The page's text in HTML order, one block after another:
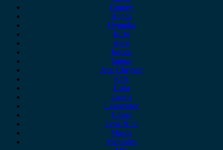
Gonow
Honda
Hyundai
Isuzu
iveco
Jaecoo
Jaguar
Jeep Chrysler
KIA
Lada
Lancia
Leapmotor
Lexus
Lynk & co
Mazda
Mercedes